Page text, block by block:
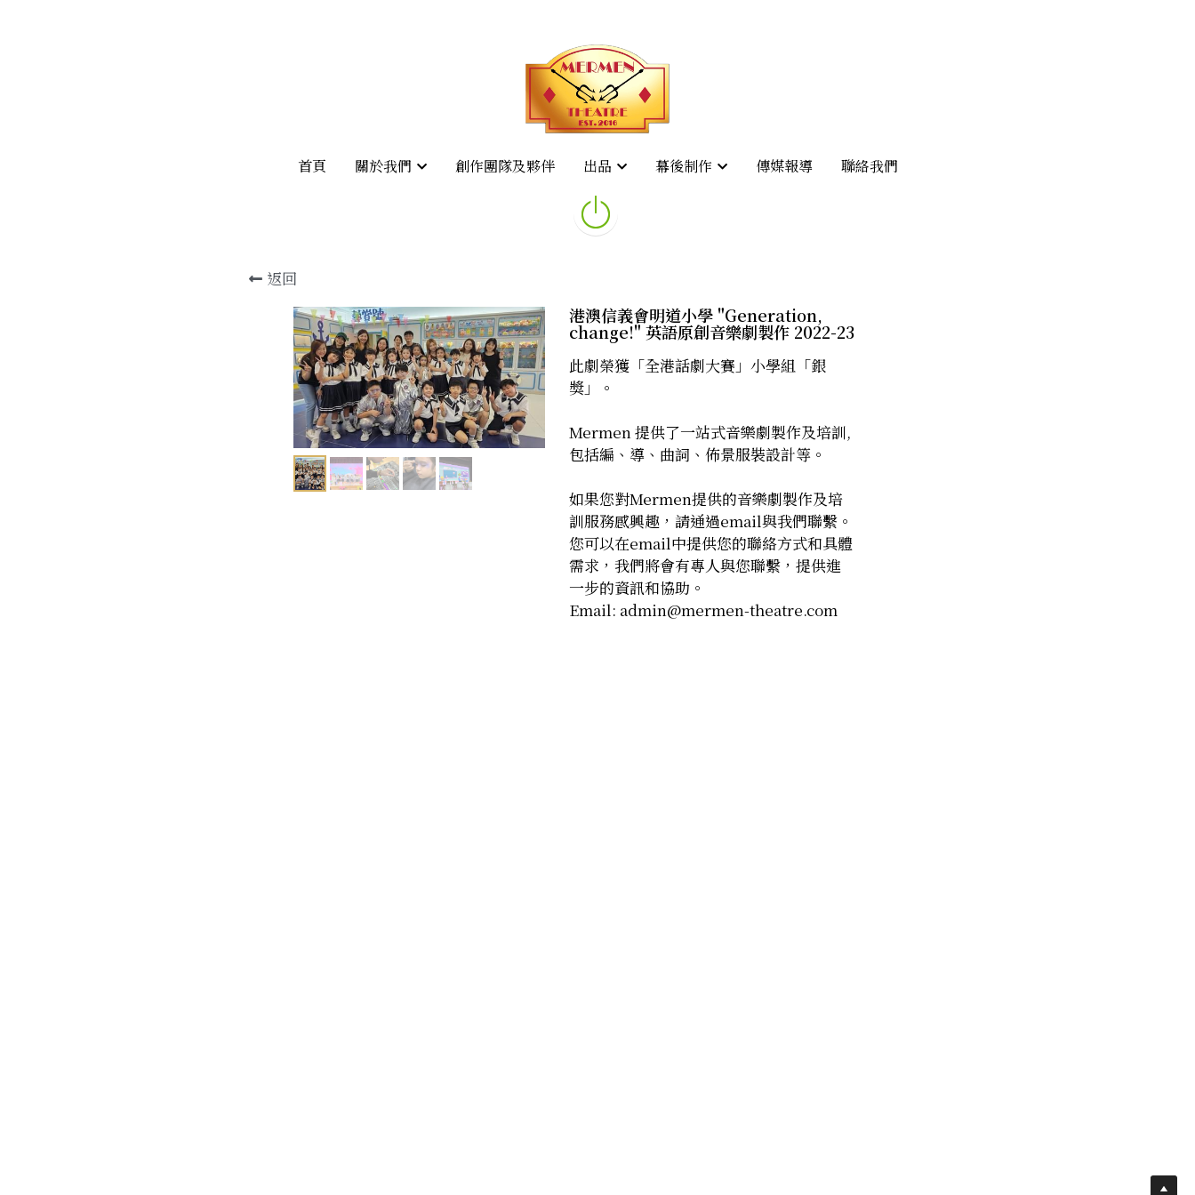
首頁 關於我們 創作團隊及夥伴 出品 幕後制作 傳媒報導 聯絡我們
首頁 關於我們 創作團隊及夥伴 出品 幕後制作 傳媒報導 聯絡我們
返回
港澳信義會明道小學 "Generation,
change!" 英語原創音樂劇製作 2022-23
此劇榮獲「全港話劇大賽」小學組「銀
獎」。
Mermen 提供了一站式音樂劇製作及培訓,
包括編、導、曲詞、佈景服裝設計等。
如果您對Mermen提供的音樂劇製作及培
訓服務感興趣，請通過email與我們聯繫。
您可以在email中提供您的聯絡方式和具體
需求，我們將會有專人與您聯繫，提供進
一步的資訊和協助。
Email: admin@mermen-theatre.com